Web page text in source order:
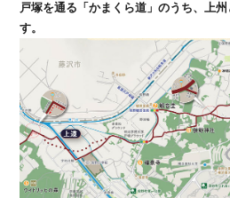
戸塚を通る「かまくら道」のうち、上
す。